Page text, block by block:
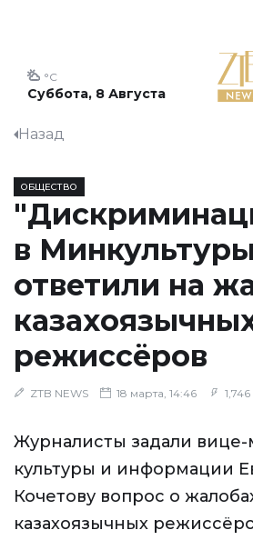
Суббота, 8 Августа
°C
Назад
ОБЩЕСТВО
в Минкультуры
ответили на
режиссёров
ZTB NEWS 18 марта, 14:46 1,746
Журналисты задали
культуры и информации
Кочетову вопрос о
казахоязычных